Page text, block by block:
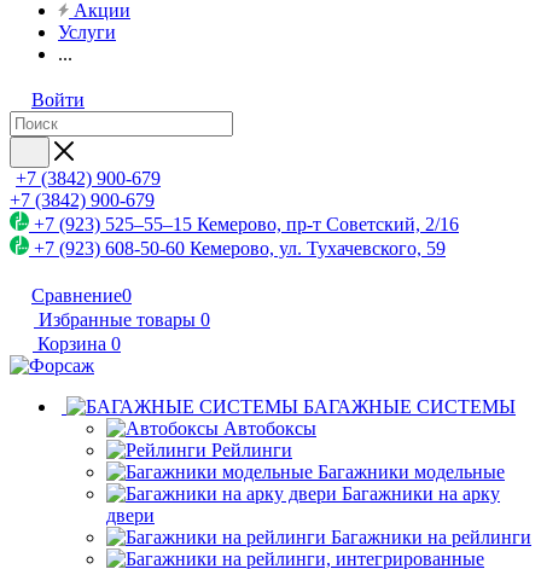
Акции
Услуги
...
Войти
+7 (3842) 900-679
+7 (3842) 900-679
+7 (923) 525–55–15 Кемерово, пр-т Советский, 2/16
+7 (923) 608-50-60 Кемерово, ул. Тухачевского, 59
Сравнение0
Избранные товары 0
Корзина 0
БАГАЖНЫЕ СИСТЕМЫ
Автобоксы
Рейлинги
Багажники модельные
Багажники на арку
двери
Багажники на рейлинги